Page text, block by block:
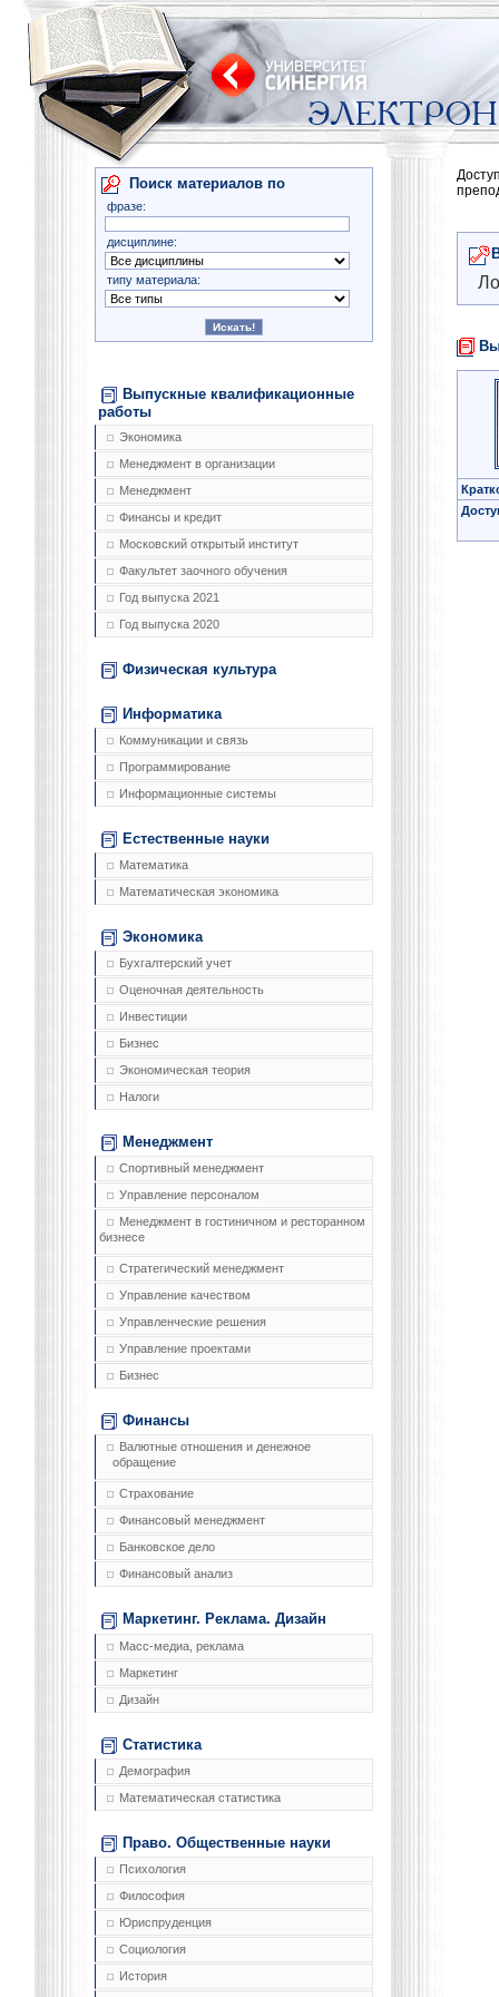
Поиск материалов по
фразе:
дисциплине:
типу материала:
Выпускные квалификационные
работы
Экономика
Менеджмент в организации
Менеджмент
Финансы и кредит
Московский открытый институт
Факультет заочного обучения
Год выпуска 2021
Год выпуска 2020
Физическая культура
Информатика
Коммуникации и связь
Программирование
Информационные системы
Естественные науки
Математика
Математическая экономика
Экономика
Бухгалтерский учет
Оценочная деятельность
Инвестиции
Бизнес
Экономическая теория
Налоги
Менеджмент
Спортивный менеджмент
Управление персоналом
Менеджмент в гостиничном и ресторанном
бизнесе
Стратегический менеджмент
Управление качеством
Управленческие решения
Управление проектами
Бизнес
Финансы
Валютные отношения и денежное
обращение
Страхование
Финансовый менеджмент
Банковское дело
Финансовый анализ
Маркетинг. Реклама. Дизайн
Масс-медиа, реклама
Маркетинг
Дизайн
Статистика
Демография
Математическая статистика
Право. Общественные науки
Психология
Философия
Юриспруденция
Социология
История